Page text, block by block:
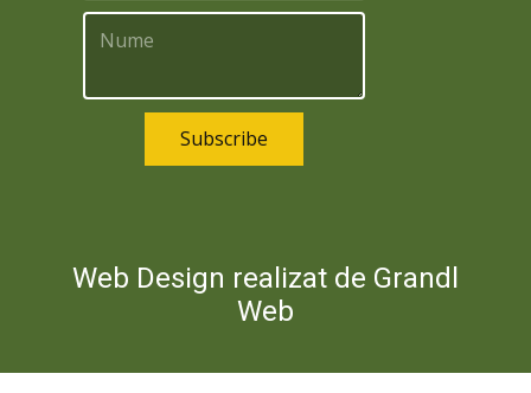
Subscribe
Web Design realizat de Grandl
Web